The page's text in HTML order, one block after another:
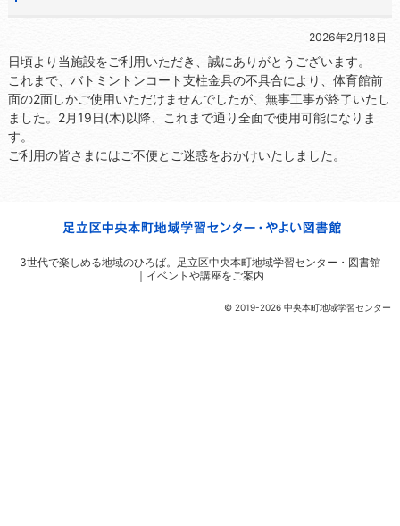
2026年2月18日
日頃より当施設をご利用いただき、誠にありがとうございます。
これまで、バトミントンコート支柱金具の不具合により、体育館前
面の2面しかご使用いただけませんでしたが、無事工事が終了いたし
ました。2月19日(木)以降、これまで通り全面で使用可能になりま
す。
ご利用の皆さまにはご不便とご迷惑をおかけいたしました。
© 2019-2026 中央本町地域学習センター
3世代で楽しめる地域のひろば。
足立区中央本町地域学習センター・図書館
｜イベントや講座をご案内